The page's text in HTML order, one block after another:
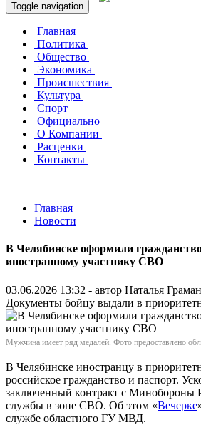
Toggle navigation
Главная
Политика
Общество
Экономика
Происшествия
Культура
Спорт
Официально
О Компании
Расценки
Контакты
Главная
Новости
В Челябинске оформили
иностранному участнику СВО
03.06.2026 13:32 - автор Наталья
Документы бойцу выдали в
Мужчина имеет ряд медалей. Фото предоставлено
В Челябинске иностранцу в
российское гражданство и паспорт.
заключенный контракт с Минобороны
службы в зоне СВО. Об этом «Вечерке
службе областного ГУ МВД.